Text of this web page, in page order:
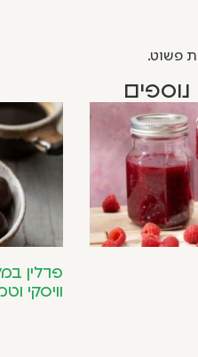
פשוט.
נוספים
פרלין
וויסקי